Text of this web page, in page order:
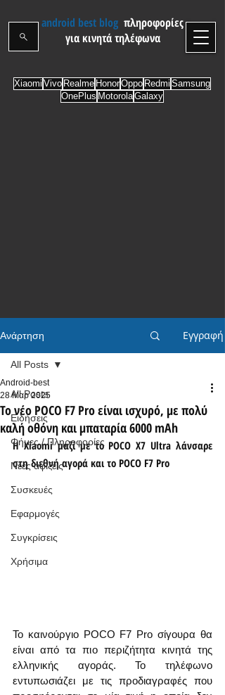
android best blog πληροφορίες
για κινητά τηλέφωνα
Xiaomi Vivo Realme HonorOppo Redmi Samsung
OnePlus MotorolaGalaxy
Ανάρτηση Εγγραφή
All Posts
Ειδήσεις
Φήμες / Πληροφορίες
Νέες αφίξεις
Συσκευές
Εφαρμογές
Συγκρίσεις
Χρήσιμα
All Posts
Το νέο POCO F7 Pro είναι ισχυρό, με πολύ
καλή οθόνη και μπαταρία 6000 mAh
Android-best
28 Μαρ 2025
Η Xiaomi μαζί με το POCO X7 Ultra λάνσαρε
στη διεθνή αγορά και το POCO F7 Pro
Το καινούργιο POCO F7 Pro σίγουρα θα
είναι από τα πιο περιζήτητα κινητά της
ελληνικής αγοράς. Το τηλέφωνο
εντυπωσιάζει με τις προδιαγραφές που